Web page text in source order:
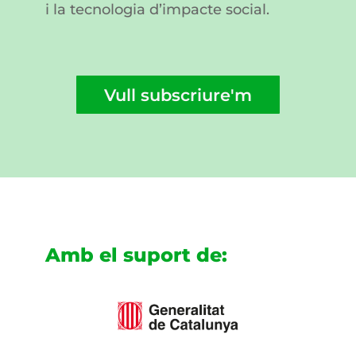
i la tecnologia d’impacte social.
Vull subscriure'm
Amb el suport de: